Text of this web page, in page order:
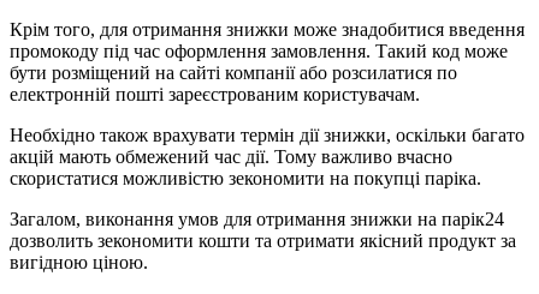
Крім того, для отримання знижки може знадобитися введення
промокоду під час оформлення замовлення. Такий код може
бути розміщений на сайті компанії або розсилатися по
електронній пошті зареєстрованим користувачам.
Необхідно також врахувати термін дії знижки, оскільки багато
акцій мають обмежений час дії. Тому важливо вчасно
скористатися можливістю зекономити на покупці паріка.
Загалом, виконання умов для отримання знижки на парік24
дозволить зекономити кошти та отримати якісний продукт за
вигідною ціною.